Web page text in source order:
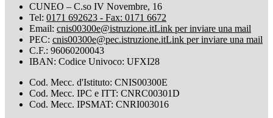
CUNEO – C.so IV Novembre, 16
Tel: 0171 692623 - Fax: 0171 6672
Email: cnis00300e@istruzione.itLink per inviare una mail
PEC: cnis00300e@pec.istruzione.itLink per inviare una mail
C.F.: 96060200043
IBAN: Codice Univoco: UFXI28
Cod. Mecc. d'Istituto: CNIS00300E
Cod. Mecc. IPC e ITT: CNRC00301D
Cod. Mecc. IPSMAT: CNRI003016